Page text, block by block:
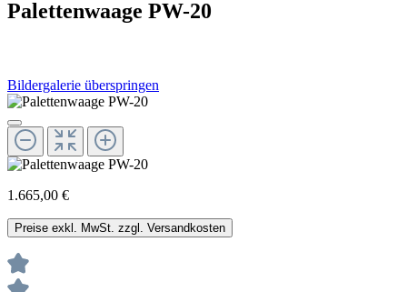
Palettenwaage PW-20
Bildergalerie überspringen
1.665,00 €
Preise exkl. MwSt. zzgl. Versandkosten